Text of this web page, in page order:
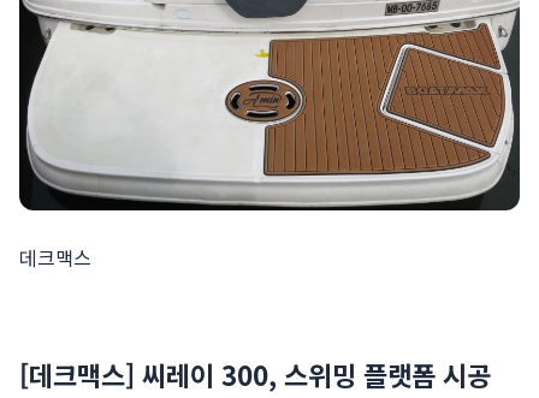
데크맥스
[데크맥스] 씨레이 300, 스위밍 플랫폼 시공